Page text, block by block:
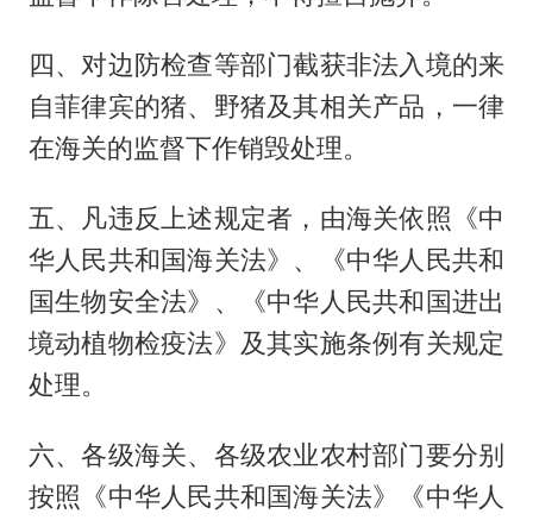
四、对边防检查等部门截获非法入境的来
自菲律宾的猪、野猪及其相关产品，一律
在海关的监督下作销毁处理。
五、凡违反上述规定者，由海关依照《中
华人民共和国海关法》、《中华人民共和
国生物安全法》、《中华人民共和国进出
境动植物检疫法》及其实施条例有关规定
处理。
六、各级海关、各级农业农村部门要分别
按照《中华人民共和国海关法》《中华人